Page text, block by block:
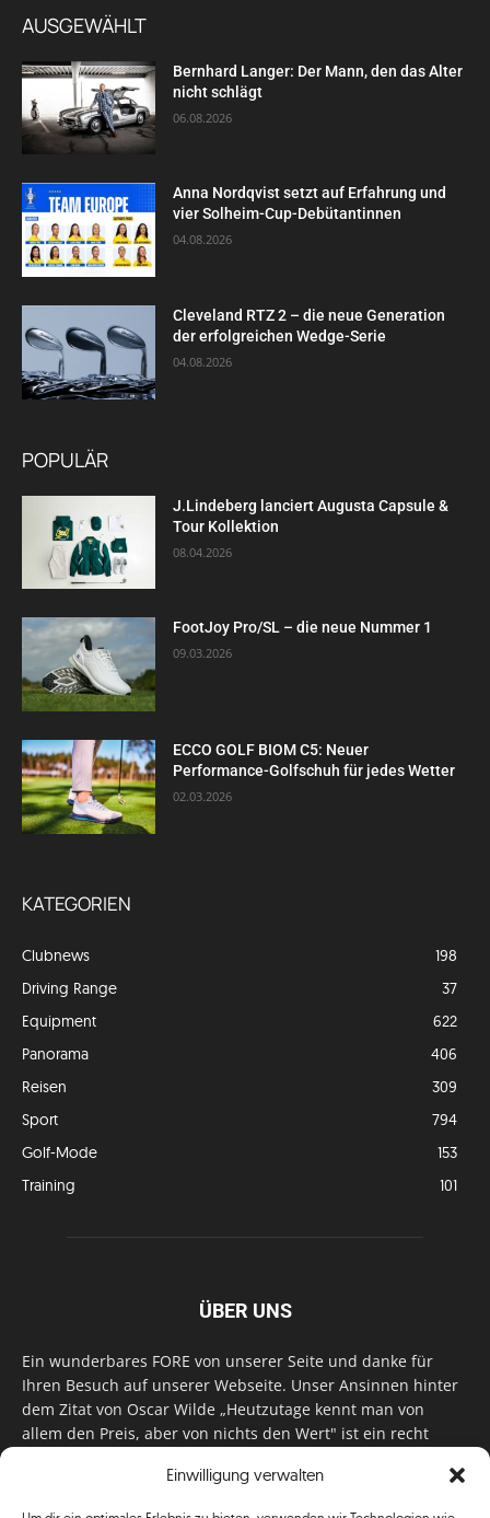
Einwilligung verwalten
AUSGEWÄHLT
Bernhard Langer: Der Mann, den das Alter
nicht schlägt
06.08.2026
Anna Nordqvist setzt auf Erfahrung und
vier Solheim-Cup-Debütantinnen
04.08.2026
Cleveland RTZ 2 – die neue Generation
der erfolgreichen Wedge-Serie
04.08.2026
POPULÄR
J.Lindeberg lanciert Augusta Capsule &
Tour Kollektion
08.04.2026
FootJoy Pro/SL – die neue Nummer 1
09.03.2026
ECCO GOLF BIOM C5: Neuer
Performance-Golfschuh für jedes Wetter
02.03.2026
KATEGORIEN
Clubnews
198
Driving Range
37
Equipment
622
Panorama
406
Reisen
309
Sport
794
Golf-Mode
153
Training
101
ÜBER UNS
Ein wunderbares FORE von unserer Seite und danke für
Ihren Besuch auf unserer Webseite. Unser Ansinnen hinter
dem Zitat von Oscar Wilde „Heutzutage kennt man von
allem den Preis, aber von nichts den Wert" ist ein recht
für Monat unser Bestes, um Sie mit außergewöhnlichen